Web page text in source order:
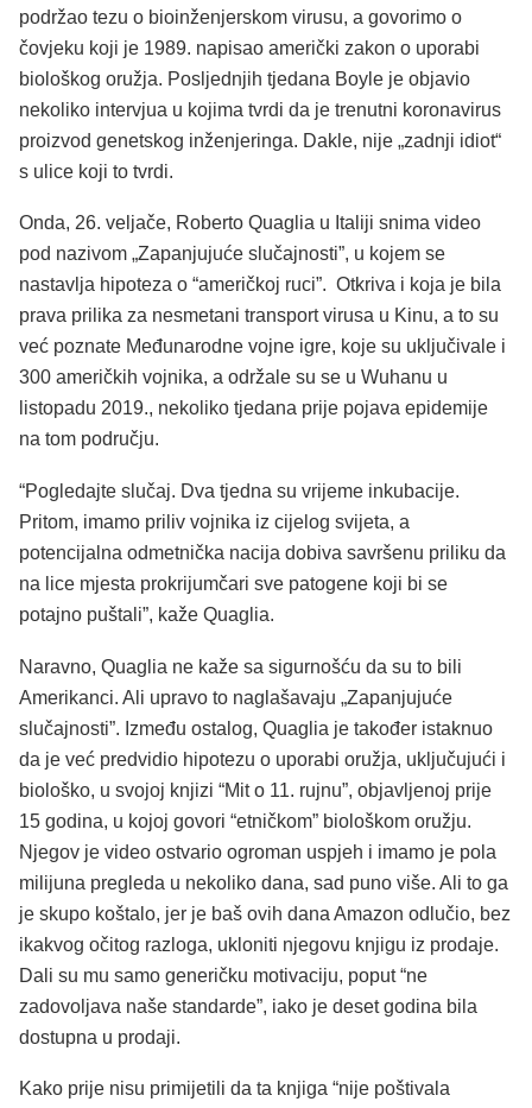
podržao tezu o bioinženjerskom virusu, a govorimo o
čovjeku koji je 1989. napisao američki zakon o uporabi
biološkog oružja. Posljednjih tjedana Boyle je objavio
nekoliko intervjua u kojima tvrdi da je trenutni koronavirus
proizvod genetskog inženjeringa. Dakle, nije „zadnji idiot“
s ulice koji to tvrdi.
Onda, 26. veljače, Roberto Quaglia u Italiji snima video
pod nazivom „Zapanjujuće slučajnosti”, u kojem se
nastavlja hipoteza o “američkoj ruci”. Otkriva i koja je bila
prava prilika za nesmetani transport virusa u Kinu, a to su
već poznate Međunarodne vojne igre, koje su uključivale i
300 američkih vojnika, a održale su se u Wuhanu u
listopadu 2019., nekoliko tjedana prije pojava epidemije
na tom području.
“Pogledajte slučaj. Dva tjedna su vrijeme inkubacije.
Pritom, imamo priliv vojnika iz cijelog svijeta, a
potencijalna odmetnička nacija dobiva savršenu priliku da
na lice mjesta prokrijumčari sve patogene koji bi se
potajno puštali”, kaže Quaglia.
Naravno, Quaglia ne kaže sa sigurnošću da su to bili
Amerikanci. Ali upravo to naglašavaju „Zapanjujuće
slučajnosti”. Između ostalog, Quaglia je također istaknuo
da je već predvidio hipotezu o uporabi oružja, uključujući i
biološko, u svojoj knjizi “Mit o 11. rujnu”, objavljenoj prije
15 godina, u kojoj govori “etničkom” biološkom oružju.
Njegov je video ostvario ogroman uspjeh i imamo je pola
milijuna pregleda u nekoliko dana, sad puno više. Ali to ga
je skupo koštalo, jer je baš ovih dana Amazon odlučio, bez
ikakvog očitog razloga, ukloniti njegovu knjigu iz prodaje.
Dali su mu samo generičku motivaciju, poput “ne
zadovoljava naše standarde”, iako je deset godina bila
dostupna u prodaji.
Kako prije nisu primijetili da ta knjiga “nije poštivala